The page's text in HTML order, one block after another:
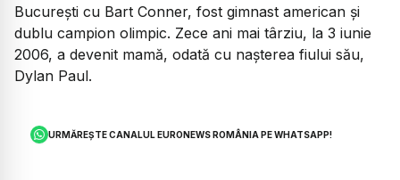
București cu Bart Conner, fost gimnast american și
dublu campion olimpic. Zece ani mai târziu, la 3 iunie
2006, a devenit mamă, odată cu nașterea fiului său,
Dylan Paul.
URMĂREȘTE CANALUL EURONEWS ROMÂNIA PE WHATSAPP!